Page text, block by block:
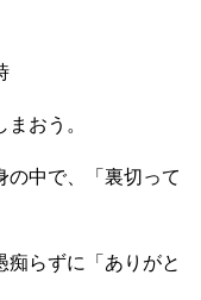
おう。
の中で、「裏切って
痴らずに「ありがと